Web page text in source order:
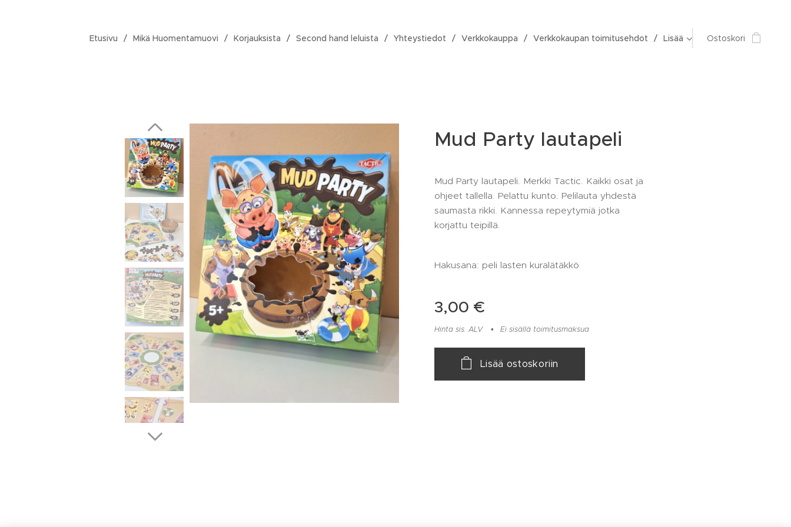
Etusivu Mikä Huomentamuovi Korjauksista Second hand leluista Yhteystiedot Verkkokauppa Verkkokaupan toimitusehdot Lisää Ostoskori
Mud Party lautapeli
Mud Party lautapeli. Merkki Tactic. Kaikki osat ja
ohjeet tallella. Pelattu kunto. Pelilauta yhdestä
saumasta rikki. Kannessa repeytymiä jotka
korjattu teipillä.
Hakusana: peli lasten kuralätäkkö
3,00 €
Hinta sis. ALV Ei sisällä toimitusmaksua
Lisää ostoskoriin